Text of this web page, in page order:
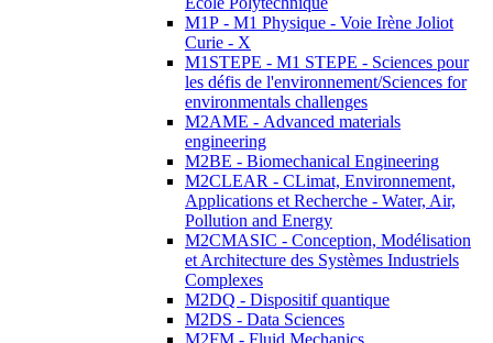
M1P - M1 Physique - Voie Irène Joliot
Curie - X
M1STEPE - M1 STEPE - Sciences pour
les défis de l'environnement/Sciences for
environmentals challenges
M2AME - Advanced materials
engineering
M2BE - Biomechanical Engineering
M2CLEAR - CLimat, Environnement,
Applications et Recherche - Water, Air,
Pollution and Energy
M2CMASIC - Conception, Modélisation
et Architecture des Systèmes Industriels
Complexes
M2DQ - Dispositif quantique
M2DS - Data Sciences
M2FM - Fluid Mechanics